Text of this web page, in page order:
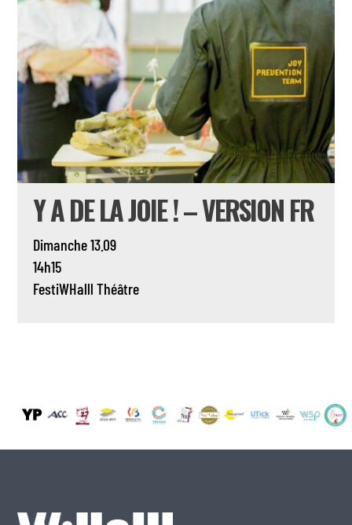
Y A DE LA JOIE ! – VERSION FR
Dimanche 13.09
14h15
FestiWHalll Théâtre